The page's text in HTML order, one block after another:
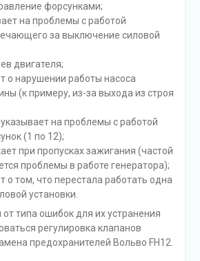
форсунками;
на проблемы с работой
за выключение силовой
двигателя;
о нарушении работы насоса
(к примеру, из-за выхода из строя
на проблемы с работой
(1 по 12);
при пропусках зажигания (частой
проблемы в работе генератора);
о том, что перестала работать одна
установки.
от типа ошибок для их устранения
регулировка клапанов
предохранителей Вольво FH12.